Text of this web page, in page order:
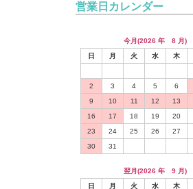
営業日カレンダー
今月(2026 年 8 月)
日
月 火 水 木
2
3 4 5 6
9
10 11 12 13
16
17 18 19 20
23
24 25 26 27
30
31
翌月(2026 年 9 月)
日
月 火 水 木